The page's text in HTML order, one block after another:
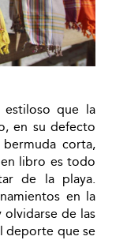
que la
en su defecto
corta,
libro es todo
de la playa.
en la
de las
deporte que se